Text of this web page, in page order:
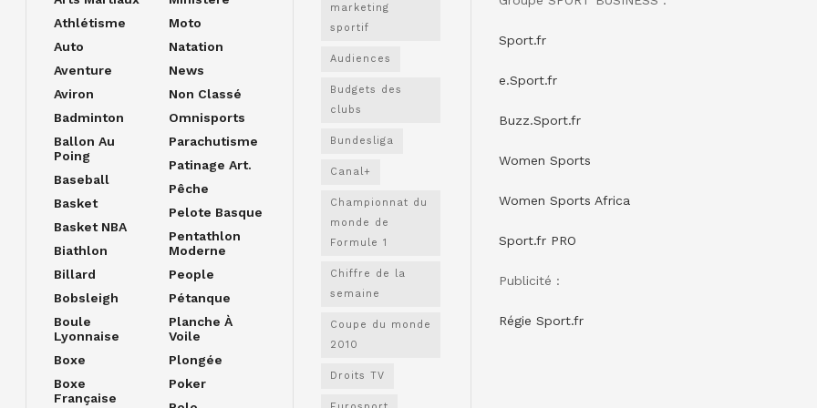
Athlétisme
Auto
Aventure
Aviron
Badminton
Ballon Au
Poing
Baseball
Basket
Basket NBA
Biathlon
Billard
Bobsleigh
Boule
Lyonnaise
Boxe
Boxe
Française
Moto
Natation
News
Non Classé
Omnisports
Parachutisme
Patinage Art.
Pêche
Pelote Basque
Pentathlon
Moderne
People
Pétanque
Planche À
Voile
Plongée
Poker
marketing
sportif
Audiences
Budgets des
clubs
Bundesliga
Canal+
Championnat du
monde de
Formule 1
Chiffre de la
semaine
Coupe du monde
2010
Droits TV
Sport.fr
e.Sport.fr
Buzz.Sport.fr
Women Sports
Women Sports Africa
Sport.fr PRO
Publicité :
Régie Sport.fr